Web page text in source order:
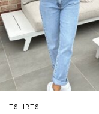
TSHIRTS